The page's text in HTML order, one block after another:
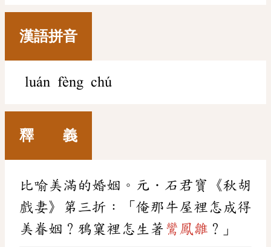
漢語拼音
luán fèng chú
釋 義
比喻美滿的婚姻。元．石君寶《秋胡
戲妻》第三折：「俺那牛屋裡怎成得
美眷姻？鴉窠裡怎生著 鸞鳳雛 ？」